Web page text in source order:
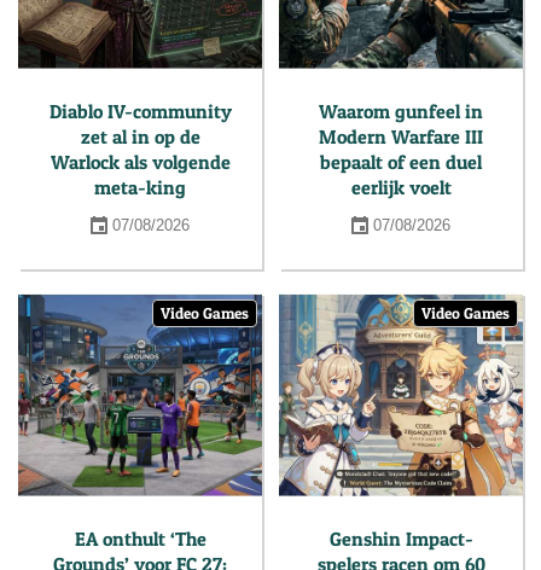
Diablo IV-community
zet al in op de
Warlock als volgende
meta-king
07/08/2026
Waarom gunfeel in
Modern Warfare III
bepaalt of een duel
eerlijk voelt
07/08/2026
Video Games
EA onthult ‘The
Grounds’ voor FC 27:
Video Games
Genshin Impact-
spelers racen om 60